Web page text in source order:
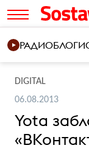
РАДИОБЛОГИ
DIGITAL
06.08.2013
Yota